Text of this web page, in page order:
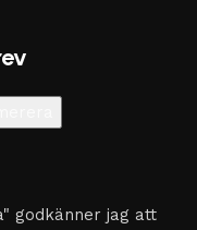
godkänner jag att